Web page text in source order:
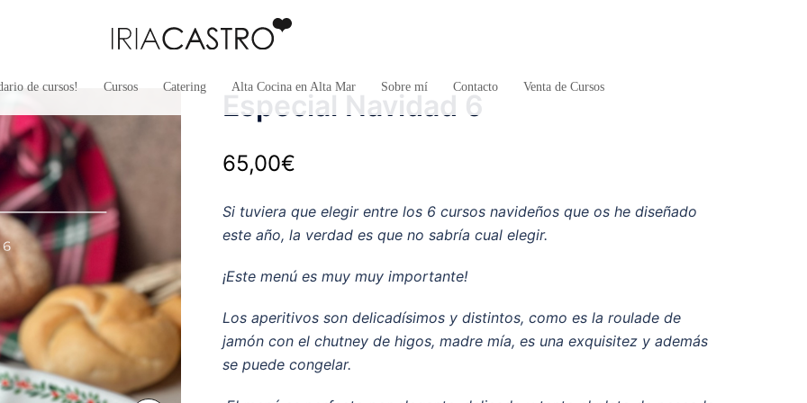
de cursos! Cursos Catering Alta Cocina en Alta Mar Sobre mí Contacto Venta de Cursos
Especial Navidad 6
65,00€
Si tuviera que elegir entre los 6 cursos navideños que os he diseñado
este año, la verdad es que no sabría cual elegir.
¡Este menú es muy muy importante!
Los aperitivos son delicadísimos y distintos, como es la roulade de
jamón con el chutney de higos, madre mía, es una exquisitez y además
se puede congelar.